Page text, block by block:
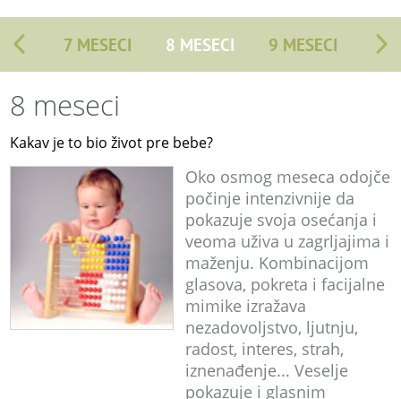
7 MESECI 8 MESECI 9 MESECI
8 meseci
Kakav je to bio život pre bebe?
Oko osmog meseca odojče
počinje intenzivnije da
pokazuje svoja osećanja i
veoma uživa u zagrljajima i
maženju. Kombinacijom
glasova, pokreta i facijalne
mimike izražava
nezadovoljstvo, ljutnju,
radost, interes, strah,
iznenađenje... Veselje
pokazuje i glasnim